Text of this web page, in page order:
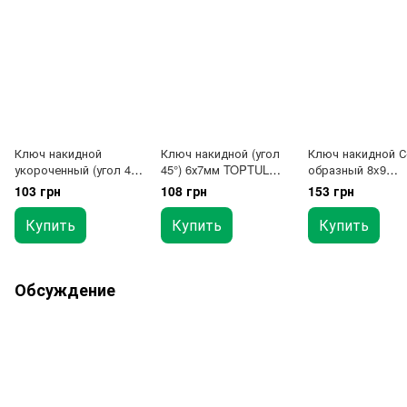
Ключ накидной
укороченный (угол 45°)
8х9мм TOPTUL
AAAK0809
103 грн
Купить
Ключ накидной (угол
45°) 6х7мм TOPTUL
AAEH0607
108 грн
Купить
Ключ накидной
образный 8x9
(стартерный)
AAAC0809
153 грн
Купить
Обсуждение